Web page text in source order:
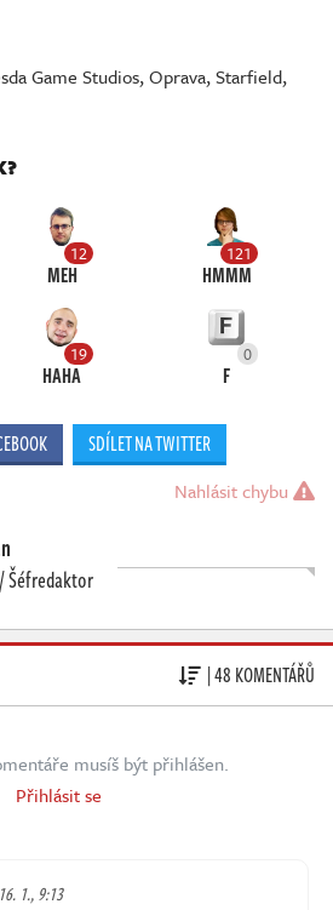
Game Studios,Oprava,Starfield,
12
MEH
121
HMMM
19
HAHA
0
F
SDÍLET NA TWITTER
Nahlásit chybu
Šéfredaktor
| 48 KOMENTÁŘŮ
musíš být přihlášen.
Přihlásit se
1., 9:13